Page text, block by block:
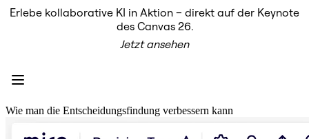
Unsere Empfehlungen
Intelligenter Canvas
KI-Übersicht
Erlebe kollaborative KI in Aktion – direkt auf der Keynote
des Canvas 26.
Jetzt ansehen
Wie man die Entscheidungsfindung verbessern kann